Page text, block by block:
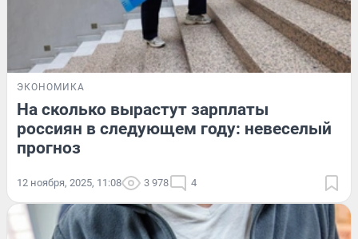
ЭКОНОМИКА
На сколько вырастут зарплаты
россиян в следующем году: невеселый
прогноз
12 ноября, 2025, 11:08 3 978 4